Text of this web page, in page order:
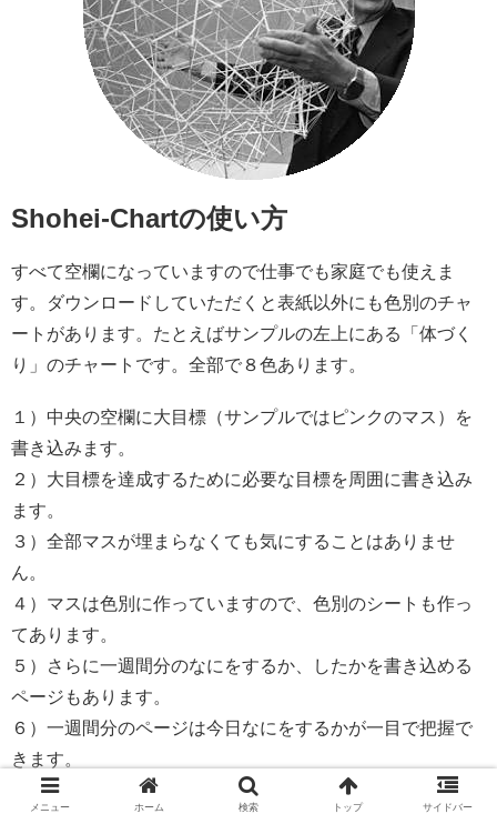
Shohei-Chartの使い方
すべて空欄になっていますので仕事でも家庭でも使えま
す。ダウンロードしていただくと表紙以外にも色別のチャ
ートがあります。たとえばサンプルの左上にある「体づく
り」のチャートです。全部で８色あります。
１）中央の空欄に大目標（サンプルではピンクのマス）を
書き込みます。
２）大目標を達成するために必要な目標を周囲に書き込み
ます。
３）全部マスが埋まらなくても気にすることはありませ
ん。
４）マスは色別に作っていますので、色別のシートも作っ
てあります。
５）さらに一週間分のなにをするか、したかを書き込める
ページもあります。
６）一週間分のページは今日なにをするかが一目で把握で
きます。
すぐ意識から消えてしまうような無駄な目標設定を避けた
メニュー ホーム 検索 トップ サイドバー